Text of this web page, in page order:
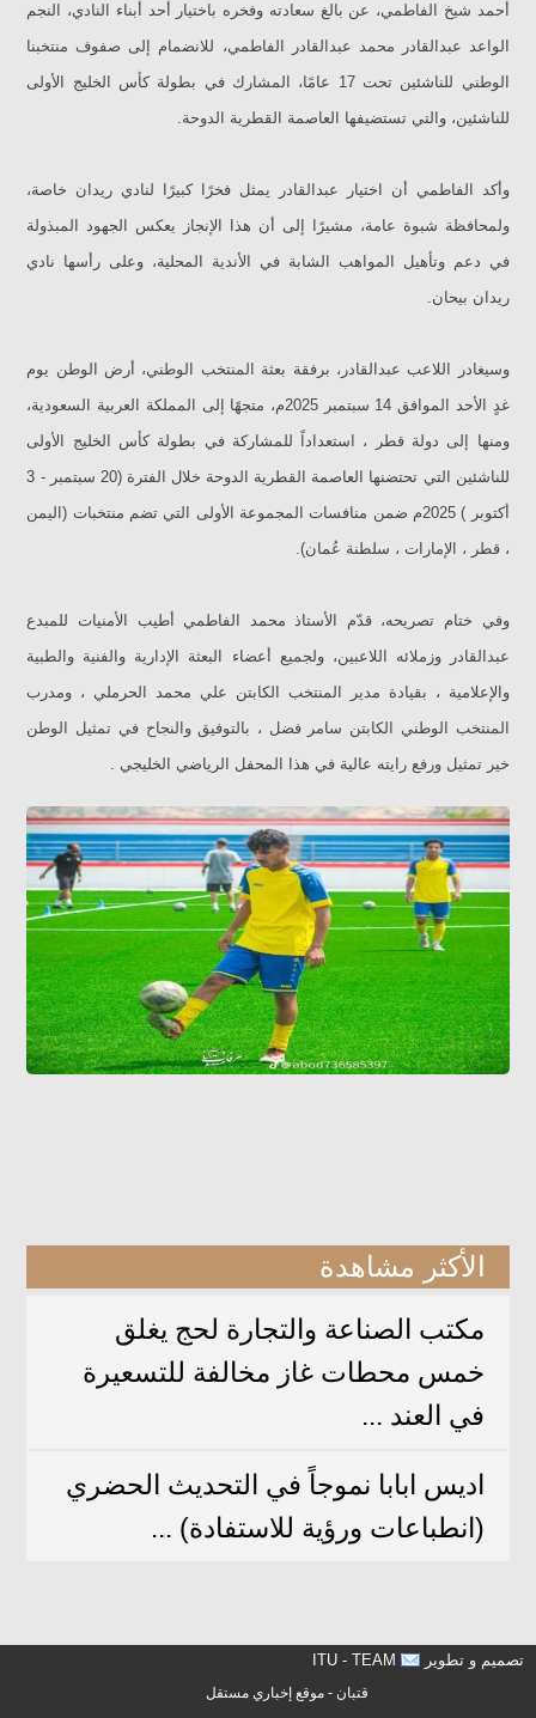
أحمد شيخ الفاطمي، عن بالغ سعادته وفخره باختيار أحد أبناء النادي، النجم
الواعد عبدالقادر محمد عبدالقادر الفاطمي، للانضمام إلى صفوف منتخبنا
الوطني للناشئين تحت 17 عامًا، المشارك في بطولة كأس الخليج الأولى
للناشئين، والتي تستضيفها العاصمة القطرية الدوحة.
وأكد الفاطمي أن اختيار عبدالقادر يمثل فخرًا كبيرًا لنادي ريدان خاصة،
ولمحافظة شبوة عامة، مشيرًا إلى أن هذا الإنجاز يعكس الجهود المبذولة
في دعم وتأهيل المواهب الشابة في الأندية المحلية، وعلى رأسها نادي
ريدان بيحان.
وسيغادر اللاعب عبدالقادر، برفقة بعثة المنتخب الوطني، أرض الوطن يوم
غدٍ الأحد الموافق 14 سبتمبر 2025م، متجهًا إلى المملكة العربية السعودية،
ومنها إلى دولة قطر ، استعداداً للمشاركة في بطولة كأس الخليج الأولى
للناشئين التي تحتضنها العاصمة القطرية الدوحة خلال الفترة (20 سبتمبر - 3
أكتوبر ) 2025م ضمن منافسات المجموعة الأولى التي تضم منتخبات (اليمن
، قطر ، الإمارات ، سلطنة عُمان).
وفي ختام تصريحه، قدّم الأستاذ محمد الفاطمي أطيب الأمنيات للمبدع
عبدالقادر وزملائه اللاعبين، ولجميع أعضاء البعثة الإدارية والفنية والطبية
والإعلامية ، بقيادة مدير المنتخب الكابتن علي محمد الحرملي ، ومدرب
المنتخب الوطني الكابتن سامر فضل ، بالتوفيق والنجاح في تمثيل الوطن
خير تمثيل ورفع رايته عالية في هذا المحفل الرياضي الخليجي .
الأكثر مشاهدة
مكتب الصناعة والتجارة لحج يغلق
خمس محطات غاز مخالفة للتسعيرة
في العند ...
اديس ابابا نموجاً في التحديث الحضري
(انطباعات ورؤية للاستفادة) ...
تصميم و تطوير ITU - TEAM
قتبان - موقع إخباري مستقل